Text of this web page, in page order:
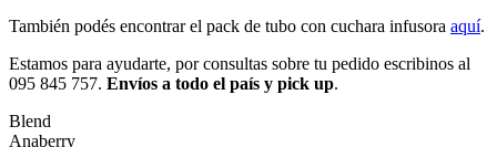
También podés encontrar el pack de tubo con cuchara infusora aquí.
Estamos para ayudarte, por consultas sobre tu pedido escribinos al
095 845 757. Envíos a todo el país y pick up.
Blend
Anaberry